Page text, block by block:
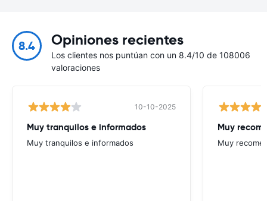
8.4 Opiniones recientes
Los clientes nos puntúan con un 8.4/10 de 108006
valoraciones
10-10-2025
Muy tranquilos e informados
Muy tranquilos e informados
Muy
Muy